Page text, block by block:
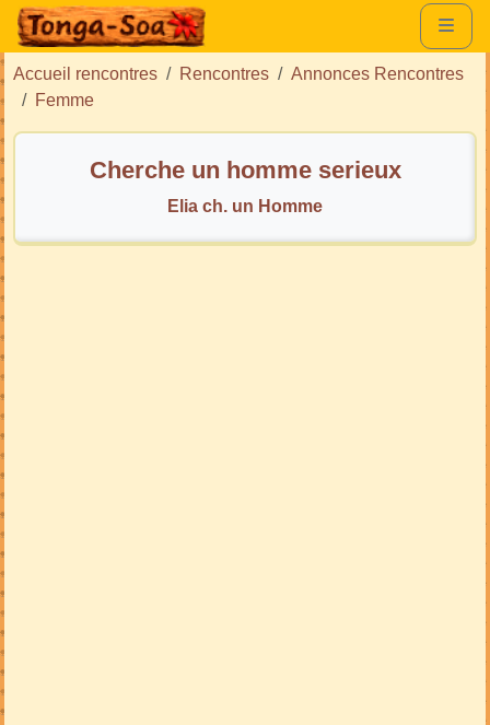
Accueil rencontres Rencontres
Annonces Rencontres
Femme
Cherche un homme serieux
Elia ch. un Homme